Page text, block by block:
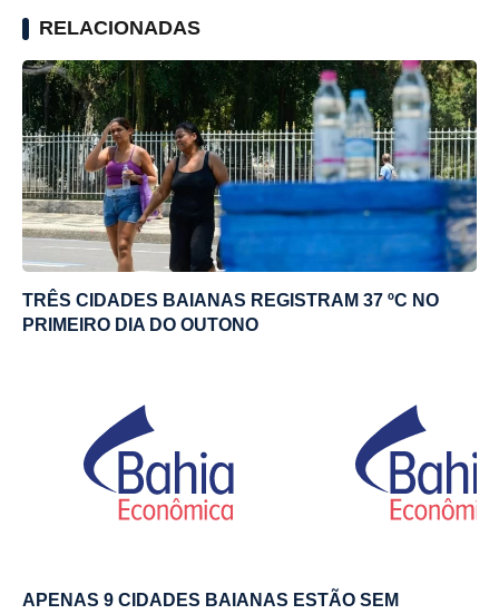
RELACIONADAS
TRÊS CIDADES BAIANAS REGISTRAM 37 ºC NO
PRIMEIRO DIA DO OUTONO
APENAS 9 CIDADES BAIANAS ESTÃO SEM